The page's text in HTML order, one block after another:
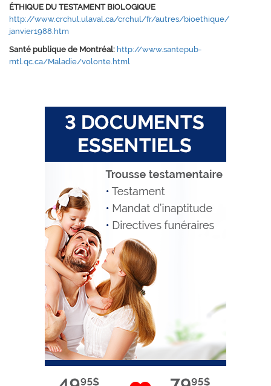
ÉTHIQUE DU TESTAMENT BIOLOGIQUE
http://www.crchul.ulaval.ca/crchul/fr/autres/bioethique/
janvier1988.htm
Santé publique de Montréal: http://www.santepub-
mtl.qc.ca/Maladie/volonte.html